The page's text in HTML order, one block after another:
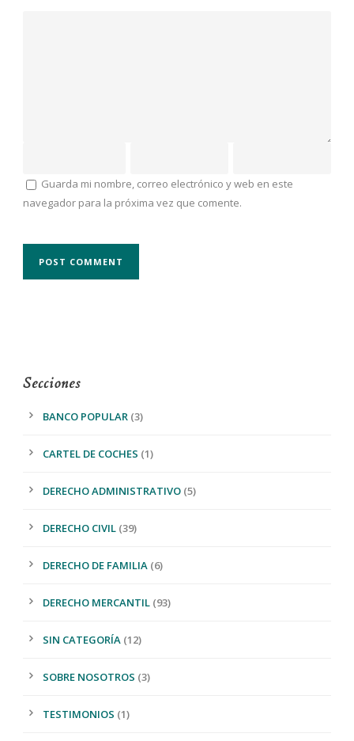
Guarda mi nombre, correo electrónico y web en este
navegador para la próxima vez que comente.
Secciones
BANCO POPULAR (3)
CARTEL DE COCHES (1)
DERECHO ADMINISTRATIVO (5)
DERECHO CIVIL (39)
DERECHO DE FAMILIA (6)
DERECHO MERCANTIL (93)
SIN CATEGORÍA (12)
SOBRE NOSOTROS (3)
TESTIMONIOS (1)